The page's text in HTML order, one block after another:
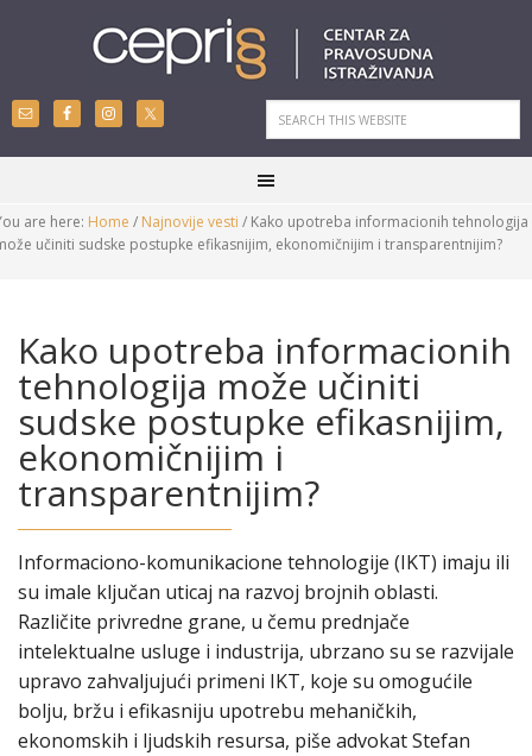
are here: Home / Najnovije vesti / Kako upotreba informacionih tehnologija
učiniti sudske postupke efikasnijim, ekonomičnijim i transparentnijim?
Kako upotreba informacionih
tehnologija može učiniti
sudske postupke efikasnijim,
ekonomičnijim i
transparentnijim?
Informaciono-komunikacione tehnologije (IKT) imaju ili
su imale ključan uticaj na razvoj brojnih oblasti.
Različite privredne grane, u čemu prednjače
intelektualne usluge i industrija, ubrzano su se razvijale
upravo zahvaljujući primeni IKT, koje su omogućile
bolju, bržu i efikasniju upotrebu mehaničkih,
ekonomskih i ljudskih resursa, piše advokat Stefan